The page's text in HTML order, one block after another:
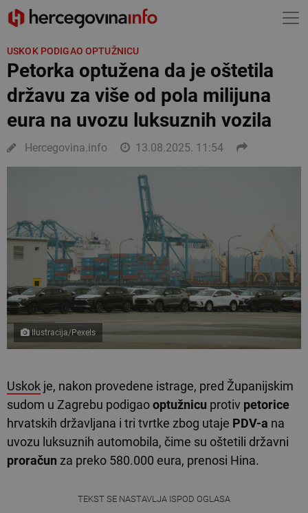
USKOK PODIGAO OPTUŽNICU
Petorka optužena da je oštetila
državu za više od pola milijuna
eura na uvozu luksuznih vozila
Hercegovina.info 13.08.2025. 11:54
Ilustracija/Pexels
Uskok je, nakon provedene istrage, pred Županijskim
sudom u Zagrebu podigaooptužnicu protiv petorice
hrvatskih državljana i tri tvrtke zbog utaje PDV-a na
uvozu luksuznih automobila, čime su oštetili državni
proračun za preko 580.000 eura, prenosi Hina.
TEKST SE NASTAVLJA ISPOD OGLASA